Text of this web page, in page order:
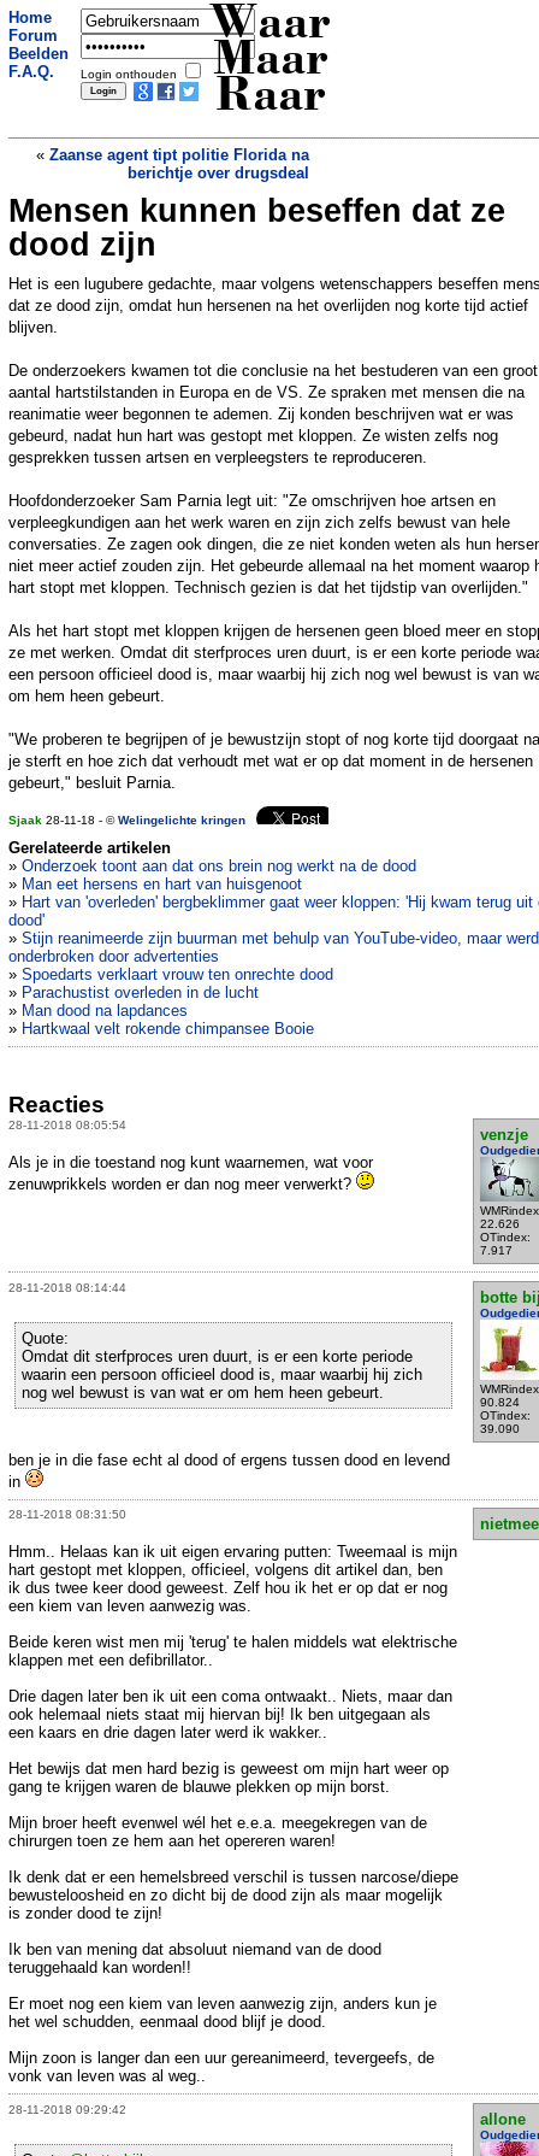
Home
Forum
Beelden
F.A.Q.
Login onthouden
Waar
Maar
Raar
« Zaanse agent tipt politie Florida na
berichtje over drugsdeal
Drankrijder veroorzaakt ravage in
Zwolle-Zuid en wil niet dat politie komt
Mensen kunnen beseffen dat ze
dood zijn
Het is een lugubere gedachte, maar volgens wetenschappers beseffen
dat ze dood zijn, omdat hun hersenen na het overlijden nog korte tijd actief
blijven.
De onderzoekers kwamen tot die conclusie na het bestuderen van een groot
aantal hartstilstanden in Europa en de VS. Ze spraken met mensen die na
reanimatie weer begonnen te ademen. Zij konden beschrijven wat er was
gebeurd, nadat hun hart was gestopt met kloppen. Ze wisten zelfs nog
gesprekken tussen artsen en verpleegsters te reproduceren.
Hoofdonderzoeker Sam Parnia legt uit: "Ze omschrijven hoe artsen en
verpleegkundigen aan het werk waren en zijn zich zelfs bewust van hele
conversaties. Ze zagen ook dingen, die ze niet konden weten als hun
niet meer actief zouden zijn. Het gebeurde allemaal na het moment waarop
hart stopt met kloppen. Technisch gezien is dat het tijdstip van overlijden."
Als het hart stopt met kloppen krijgen de hersenen geen bloed meer en
ze met werken. Omdat dit sterfproces uren duurt, is er een korte periode
een persoon officieel dood is, maar waarbij hij zich nog wel bewust is van
om hem heen gebeurt.
"We proberen te begrijpen of je bewustzijn stopt of nog korte tijd doorgaat
je sterft en hoe zich dat verhoudt met wat er op dat moment in de hersenen
gebeurt," besluit Parnia.
Sjaak 28-11-18 - ©Welingelichte kringen
Gerelateerde artikelen
» Onderzoek toont aan dat ons brein nog werkt na de dood
» Man eet hersens en hart van huisgenoot
» Hart van 'overleden' bergbeklimmer gaat weer kloppen: 'Hij kwam terug uit
dood'
» Stijn reanimeerde zijn buurman met behulp van YouTube-video, maar werd
onderbroken door advertenties
» Spoedarts verklaart vrouw ten onrechte dood
» Parachustist overleden in de lucht
» Man dood na lapdances
» Hartkwaal velt rokende chimpansee Booie
Reacties
28-11-2018 08:05:54
venzje
22.626
OTindex:
7.917
Als je in die toestand nog kunt waarnemen, wat voor
zenuwprikkels worden er dan nog meer verwerkt?
28-11-2018 08:14:44
botte
90.824
OTindex:
39.090
Quote:
Omdat dit sterfproces uren duurt, is er een korte periode
waarin een persoon officieel dood is, maar waarbij hij zich
nog wel bewust is van wat er om hem heen gebeurt.
ben je in die fase echt al dood of ergens tussen dood en levend
in
28-11-2018 08:31:50
Hmm.. Helaas kan ik uit eigen ervaring putten: Tweemaal is mijn
hart gestopt met kloppen, officieel, volgens dit artikel dan, ben
ik dus twee keer dood geweest. Zelf hou ik het er op dat er nog
een kiem van leven aanwezig was.
Beide keren wist men mij 'terug' te halen middels wat elektrische
klappen met een defibrillator..
Drie dagen later ben ik uit een coma ontwaakt.. Niets, maar dan
ook helemaal niets staat mij hiervan bij! Ik ben uitgegaan als
een kaars en drie dagen later werd ik wakker..
Het bewijs dat men hard bezig is geweest om mijn hart weer op
gang te krijgen waren de blauwe plekken op mijn borst.
Mijn broer heeft evenwel wél het e.e.a. meegekregen van de
chirurgen toen ze hem aan het opereren waren!
Ik denk dat er een hemelsbreed verschil is tussen narcose/diepe
bewusteloosheid en zo dicht bij de dood zijn als maar mogelijk
is zonder dood te zijn!
Ik ben van mening dat absoluut niemand van de dood
teruggehaald kan worden!!
Er moet nog een kiem van leven aanwezig zijn, anders kun je
het wel schudden, eenmaal dood blijf je dood.
Mijn zoon is langer dan een uur gereanimeerd, tevergeefs, de
vonk van leven was al weg..
28-11-2018 09:29:42
allone